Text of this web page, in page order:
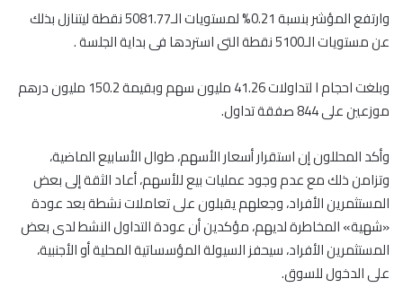
وارتفع المؤشر بنسبة 0.21% لمستويات الـ5081.77 نقطة ليتنازل بذلك
عن مستويات الـ5100 نقطة التى استردها فى بداية الجلسة .
وبلغت احجام ا لتداولات 41.26 مليون سهم وبقيمة 150.2 مليون درهم
موزعين على 844 صفقة تداول.
وأكد المحللون إن استقرار أسعار الأسهم، طوال الأسابيع الماضية،
وتزامن ذلك مع عدم وجود عمليات بيع للأسهم، أعاد الثقة إلى بعض
المستثمرين الأفراد، وجعلهم يقبلون على تعاملات نشطة بعد عودة
«شهية» المخاطرة لديهم، مؤكدين أن عودة التداول النشط لدى بعض
المستثمرين الأفراد، سيحفز السيولة المؤسساتية المحلية أو الأجنبية،
على الدخول للسوق.